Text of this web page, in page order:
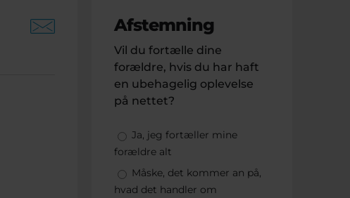
Afstemning
Vil du fortælle dine
forældre, hvis du har haft
en ubehagelig oplevelse
på nettet?
Valgmuligheder
Ja, jeg fortæller mine
forældre alt
Måske, det kommer an på,
hvad det handler om